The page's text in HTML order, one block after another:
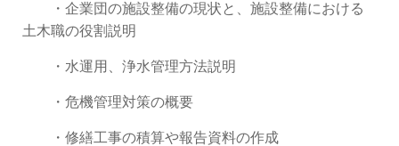
・企業団の施設整備の現状と、施設整備における
土木職の役割説明
・水運用、浄水管理方法説明
・危機管理対策の概要
・修繕工事の積算や報告資料の作成